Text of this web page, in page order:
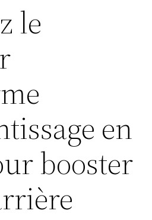
le
en
booster